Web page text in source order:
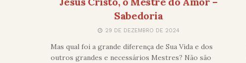
Sabedoria
29 DE DEZEMBRO DE 2024
Mas qual foi a grande diferença de Sua Vida e dos
outros grandes e necessários Mestres? Não são